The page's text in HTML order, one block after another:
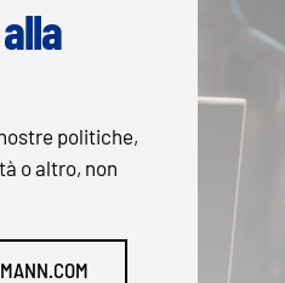
politiche,
o altro, non